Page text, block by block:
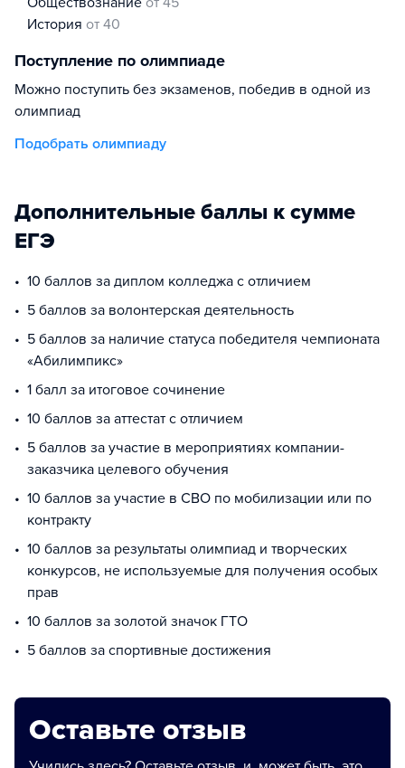
история от 40
Поступление по олимпиаде
Можно поступить без экзаменов, победив в одной из
олимпиад
Подобрать олимпиаду
Дополнительные баллы к сумме
ЕГЭ
10 баллов за диплом колледжа с отличием
5 баллов за волонтерская деятельность
5 баллов за наличие статуса победителя чемпионата
«Абилимпикс»
1 балл за итоговое сочинение
10 баллов за аттестат с отличием
5 баллов за участие в мероприятиях компании-
заказчика целевого обучения
10 баллов за участие в СВО по мобилизации или по
контракту
10 баллов за результаты олимпиад и творческих
конкурсов, не используемые для получения особых
прав
10 баллов за золотой значок ГТО
5 баллов за спортивные достижения
Оставьте отзыв